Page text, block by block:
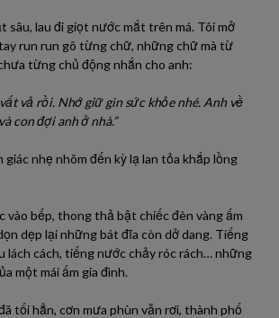
sâu, lau đi giọt nước mắt trên má. Tôi mở
run run gõ từng chữ, những chữ mà từ
từng chủ động nhắn cho anh:
vả rồi. Nhớ giữ gìn sức khỏe nhé. Anh về
con đợi anh ở nhà.”
giác nhẹ nhõm đến kỳ lạ lan tỏa khắp lồng
vào bếp, thong thả bật chiếc đèn vàng ấm
dẹp lại những bát đĩa còn dở dang. Tiếng
lách cách, tiếng nước chảy róc rách… những
một mái ấm gia đình.
tối hẳn, cơn mưa phùn vẫn rơi, thành phố